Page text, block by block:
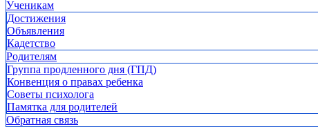
Ученикам
Достижения
Объявления
Кадетство
Родителям
Группа продленного дня (ГПД)
Конвенция о правах ребенка
Советы психолога
Памятка для родителей
Обратная связь